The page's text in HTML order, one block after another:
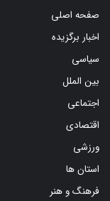
صفحه اصلی
اخبار برگزیده
سیاسی
بین الملل
اجتماعی
اقتصادی
ورزشی
استان ها
فرهنگ و هنر